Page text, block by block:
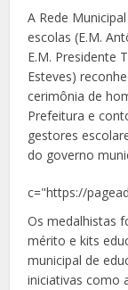
A Rede
escolas (E.M.
E.M. Presidente
Esteves)
cerimônia de
Prefeitura e
gestores
do governo
c="https://
Os medalhistas
mérito e kits
municipal de
iniciativas como